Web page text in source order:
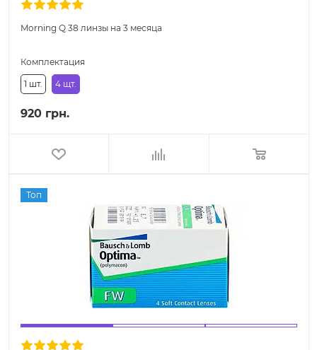
Morning Q 38 линзы на 3 месяца
Комплектация
1 шт. 4 щт.
920 грн.
Топ